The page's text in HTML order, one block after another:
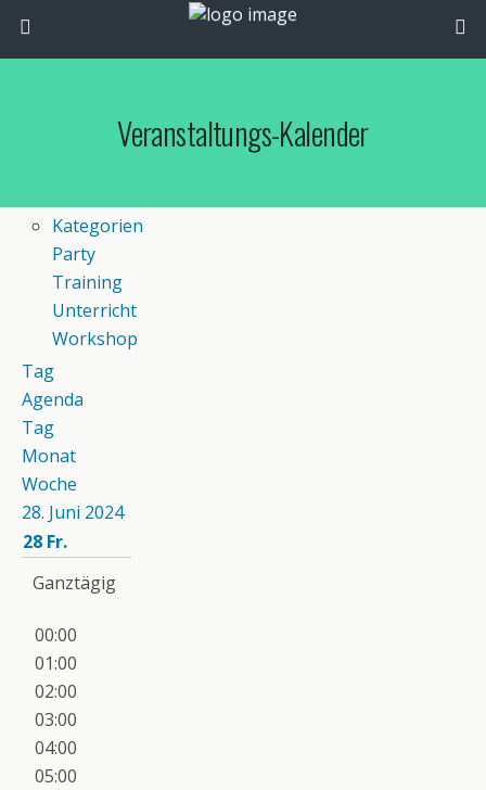
Veranstaltungs-Kalender
Kategorien
Party
Training
Unterricht
Workshop
Tag
Agenda
Tag
Monat
Woche
28. Juni 2024
28 Fr.
Ganztägig
00:00
01:00
02:00
03:00
04:00
05:00